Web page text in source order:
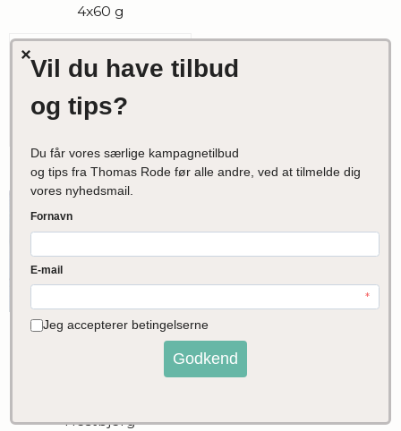
4x60 g
50,00 DKK
VIS PRODUKT
Hestbjerg